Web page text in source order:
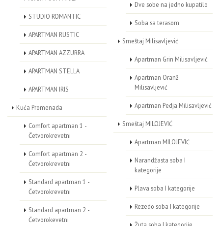
STUDIO ROMANTIC
APARTMAN RUSTIC
APARTMAN AZZURRA
APARTMAN STELLA
APARTMAN IRIS
Kuća Promenada
Comfort apartman 1 -
Četvorokrevetni
Comfort apartman 2 -
Četvorokrevetni
Standard apartman 1 -
Četvorokrevetni
Standard apartman 2 -
Četvorokevetni
Dve sobe na jedno kupatilo
Soba sa terasom
Smeštaj Milisavljević
Apartman Grin Milisavljević
Apartman Oranž
Milisavljević
Apartman Pedja Milisavljević
Smeštaj MILOJEVIĆ
Apartman MILOJEVIĆ
Narandžasta soba I
kategorije
Plava soba I kategorije
Rezedo soba I kategorije
Žuta soba I kategorije